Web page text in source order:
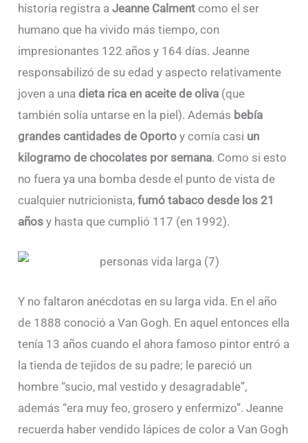
historia registra aJeanne Calment como el ser
humano que ha vivido más tiempo, con
impresionantes 122 años y 164 días. Jeanne
responsabilizó de su edad y aspecto relativamente
joven a unadieta rica en aceite de oliva (que
también solía untarse en la piel). Además bebía
grandes cantidades de Oporto y comía casi un
kilogramo de chocolates por semana. Como si esto
no fuera ya una bomba desde el punto de vista de
cualquier nutricionista,fumó tabaco desde los 21
años y hasta que cumplió 117 (en 1992).
Y no faltaron anécdotas en su larga vida. En el año
de 1888 conoció a Van Gogh. En aquel entonces ella
tenía 13 años cuando el ahora famoso pintor entró a
la tienda de tejidos de su padre; le pareció un
hombre “sucio, mal vestido y desagradable”,
además “era muy feo, grosero y enfermizo”. Jeanne
recuerda haber vendido lápices de color a Van Gogh